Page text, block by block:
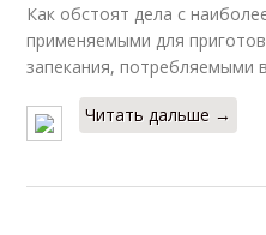
Как обстоят дела с
применяемыми для
запекания, потребляемыми
Читать дальше →